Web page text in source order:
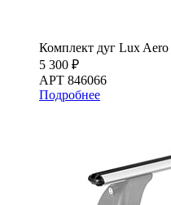
Комплект дуг Lux
5 300 ₽
АРТ 846066
Подробнее